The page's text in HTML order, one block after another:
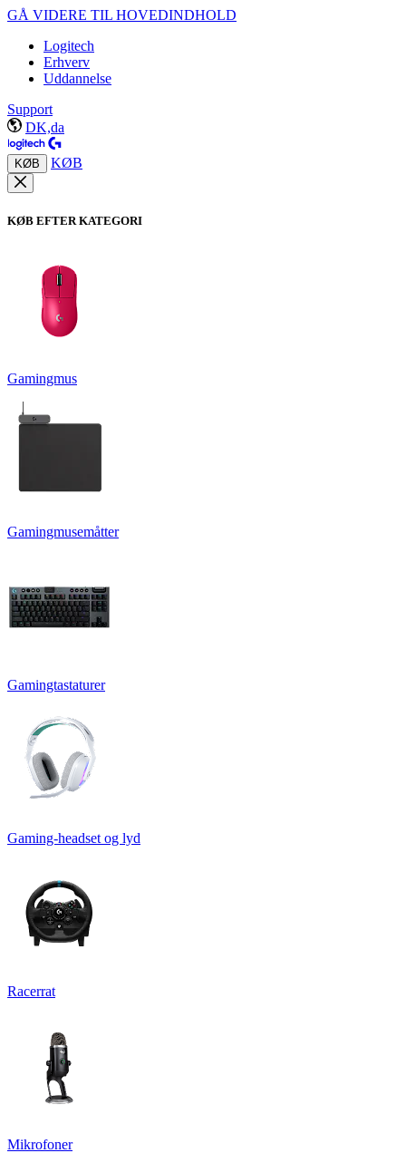
GÅ VIDERE TIL HOVEDINDHOLD
Logitech
Erhverv
Uddannelse
Support
DK,da
KØB KØB
KØB EFTER KATEGORI
Gamingmus
Gamingmusemåtter
Gamingtastaturer
Gaming-headset og lyd
Racerrat
Mikrofoner